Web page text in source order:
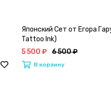
Японский Сет от Егора
Tattoo Ink)
5 500 ₽ 6 500 ₽
В корзину